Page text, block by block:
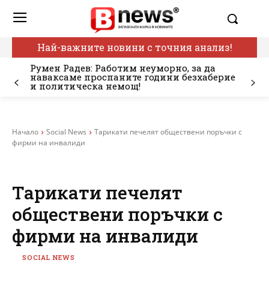
Най-важните новини с точния анализ!
Румен Радев: Работим неуморно, за да
наваксаме проспаните години безхаберие
и политическа немощ!
Начало Social News
Тарикати печелят обществени поръчки с
фирми на инвалиди
Тарикати печелят
обществени поръчки с
фирми на инвалиди
SOCIAL NEWS